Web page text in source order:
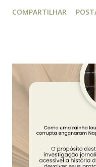
da educação
convivência e evita
seus alimentos em um
validade e mantém a
Consuma apenas o que
reforça a confiança
na hora Higiene
agradável para o
COMPARTILHAR